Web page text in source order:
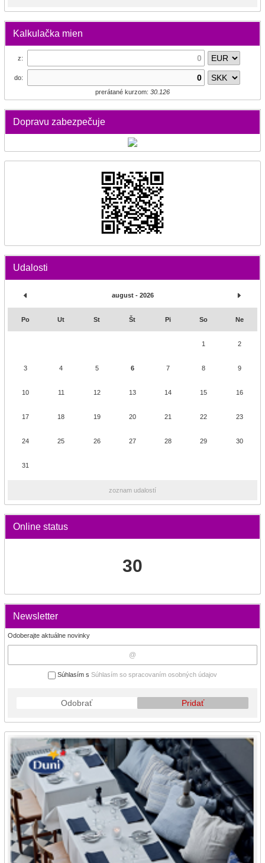
Kalkulačka mien
z:
do:
prerátané kurzom: 30.126
Dopravu zabezpečuje
Udalosti
august - 2026
Po Ut St Št Pi So Ne
1 2
3 4 5 6 7 8 9
10 11 12 13 14 15 16
17 18 19 20 21 22 23
24 25 26 27 28 29 30
31
zoznam udalostí
Online status
30
Newsletter
Odoberajte aktuálne novinky
Súhlasím s Súhlasím so spracovaním osobných údajov
Odobrať Pridať